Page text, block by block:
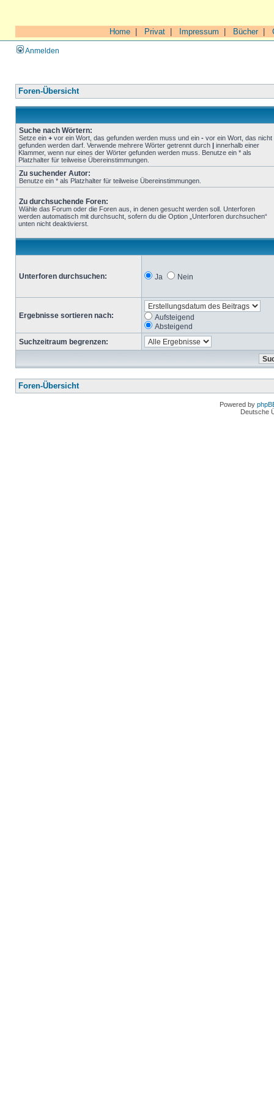
Home Privat Impressum Bücher|
Anmelden
Foren-Übersicht
Suche nach Wörtern:
Setze ein + vor ein Wort, das gefunden werden muss und ein - vor ein Wort, das nicht
gefunden werden darf. Verwende mehrere Wörter getrennt durch | innerhalb einer
Klammer, wenn nur eines der Wörter gefunden werden muss. Benutze ein * als
Platzhalter für teilweise Übereinstimmungen.
Zu suchender Autor:
Benutze ein * als Platzhalter für teilweise Übereinstimmungen.
Zu durchsuchende Foren:
Wähle das Forum oder die Foren aus, in denen gesucht werden soll. Unterforen
werden automatisch mit durchsucht, sofern du die Option „Unterforen durchsuchen“
unten nicht deaktivierst.
Unterforen durchsuchen: Ja Nein
Ergebnisse sortieren nach:
Aufsteigend
Absteigend
Suchzeitraum begrenzen:
Foren-Übersicht
Powered by
Deutsche